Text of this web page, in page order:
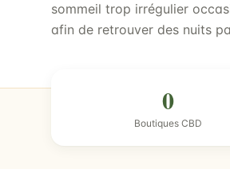
sommeil trop irrégulier
afin de retrouver des nuits
0
Boutiques CBD